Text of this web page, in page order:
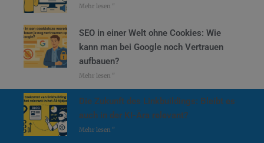
Mehr lesen "
SEO in einer Welt ohne Cookies: Wie
kann man bei Google noch Vertrauen
aufbauen?
Mehr lesen "
Die Zukunft des Linkbuildings: Bleibt es
auch in der KI-Ära relevant?
Mehr lesen "